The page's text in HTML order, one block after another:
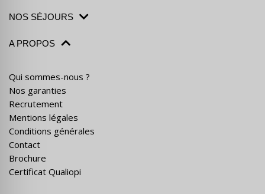
NOS SÉJOURS
A PROPOS
Qui sommes-nous ?
Nos garanties
Recrutement
Mentions légales
Conditions générales
Contact
Brochure
Certificat Qualiopi